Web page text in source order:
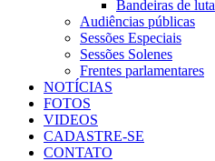
Bandeiras de luta
Audiências públicas
Sessões Especiais
Sessões Solenes
Frentes parlamentares
NOTÍCIAS
FOTOS
VIDEOS
CADASTRE-SE
CONTATO